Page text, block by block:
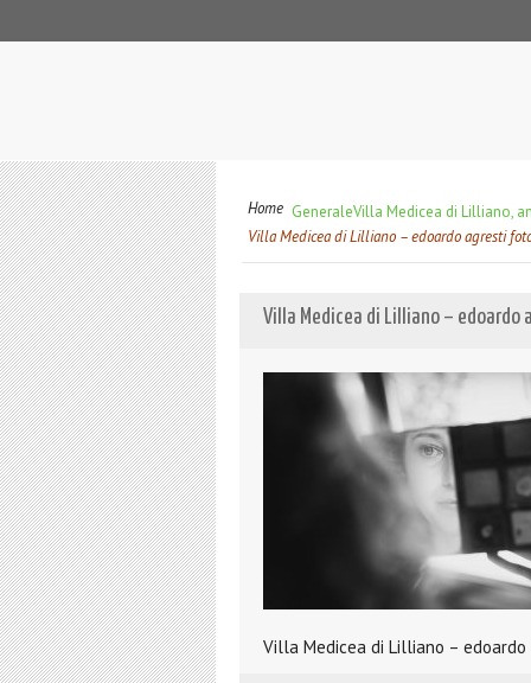
Home GeneraleVilla Medicea di Lilliano,
Villa Medicea di Lilliano – edoardo agresti
Villa Medicea di Lilliano –
Villa Medicea di Lilliano –